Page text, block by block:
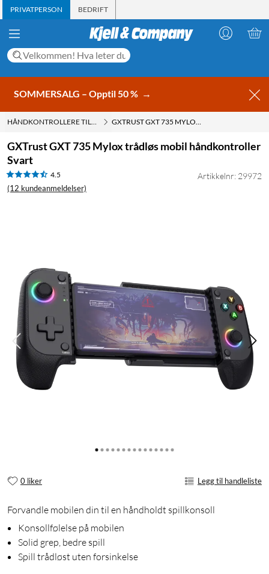
PRIVATPERSON BEDRIFT
SOMMERSALG – Opptil 50 % →
HÅNDKONTROLLERE TIL MOBILEN GXTRUST GXT 735 MYLOX TRÅDLØS MOBIL HÅNDKONTROLLER SVART
GXTrust GXT 735 Mylox trådløs mobil håndkontroller
Svart
4.5
(12 kundeanmeldelser)
Artikkelnr: 29972
0 liker Legg til handleliste
Forvandle mobilen din til en håndholdt spillkonsoll
Konsollfølelse på mobilen
Solid grep, bedre spill
Spill trådløst uten forsinkelse